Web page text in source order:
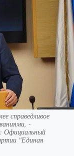
справедливое
-
Официальный
"Единая